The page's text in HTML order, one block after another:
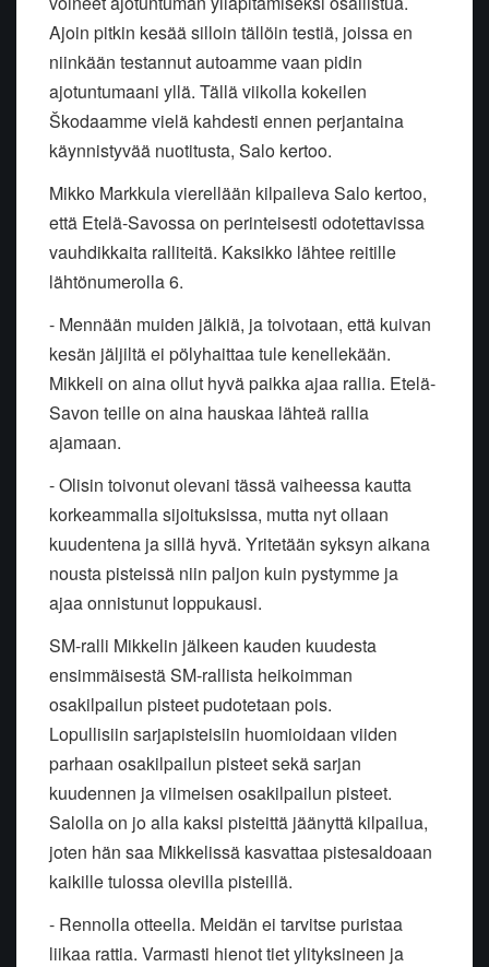
Ajoin pitkin kesää silloin tällöin testiä, joissa en
niinkään testannut autoammevaan pidin
ajotuntumaani yllä. Tällä viikolla kokeilen
Škodaamme vielä kahdesti ennen perjantaina
käynnistyvää nuotitusta, Salo kertoo.
Mikko Markkula vierellään kilpaileva Salo kertoo,
että Etelä-Savossaon perinteisesti odotettavissa
vauhdikkaita ralliteitä. Kaksikko lähtee reitille
lähtönumerolla 6.
- Mennään muiden jälkiä, ja toivotaan, että kuivan
kesän jäljiltä ei pölyhaittaa tule kenellekään.
Mikkeli on aina ollut hyvä paikka ajaa rallia. Etelä-
Savon teille on aina hauskaa lähteä rallia
ajamaan.
- Olisin toivonut olevani tässä vaiheessa kautta
korkeammallasijoituksissa, mutta nyt ollaan
kuudentena ja sillä hyvä. Yritetään syksyn aikana
nousta pisteissä niin paljon kuin pystymme ja
ajaaonnistunut loppukausi.
SM-ralli Mikkelin jälkeen kauden kuudesta
ensimmäisestä SM-rallista heikoimman
osakilpailun pisteet pudotetaan pois.
Lopullisiin sarjapisteisiin huomioidaan viiden
parhaan osakilpailun pisteet sekäsarjan
kuudennen ja viimeisen osakilpailun pisteet.
Salolla on jo alla kaksi pisteittä jäänyttä kilpailua,
joten hän saa Mikkelissä kasvattaapistesaldoaan
kaikille tulossa olevilla pisteillä.
- Rennolla otteella. Meidän ei tarvitse puristaa
liikaa rattia. Varmasti hienot tiet ylityksineen ja